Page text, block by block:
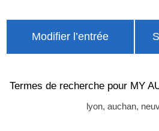
Modifier l’entrée
Termes de recherche pour MY
lyon, auchan,